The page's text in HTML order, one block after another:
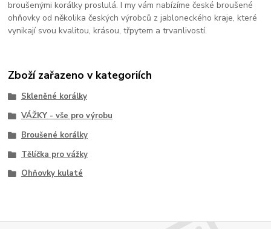
broušenými korálky proslulá. I my vám nabízíme české broušené
ohňovky od několika českých výrobců z jabloneckého kraje, které
vynikají svou kvalitou, krásou, třpytem a trvanlivostí.
Zboží zařazeno v kategoriích
Skleněné korálky
VÁŽKY - vše pro výrobu
Broušené korálky
Tělíčka pro vážky
Ohňovky kulaté